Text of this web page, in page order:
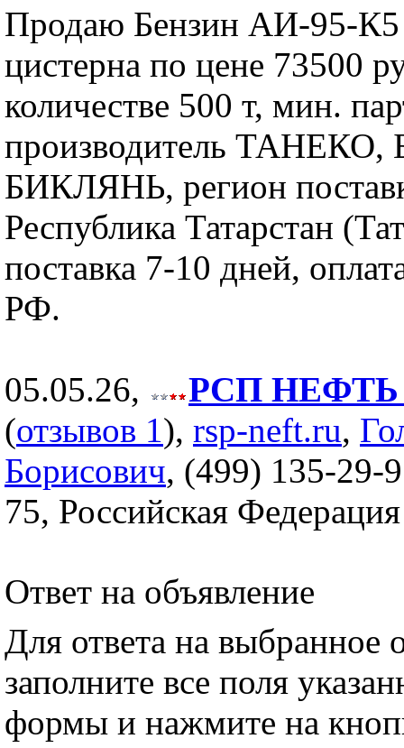
Продаю Бензин АИ-95-
цистерна по цене 73500
количестве 500 т, мин.
производитель ТАНЕКО,
БИКЛЯНЬ, регион
Республика Татарстан
поставка 7-10 дней,
РФ.
05.05.26,
РСП НЕФТЬ
(отзывов 1), rsp-neft.ru,
Борисович, (499) 135-29-
75, Российская Федерация
Ответ на объявление
Для ответа на выбранное
заполните все поля
формы и нажмите на